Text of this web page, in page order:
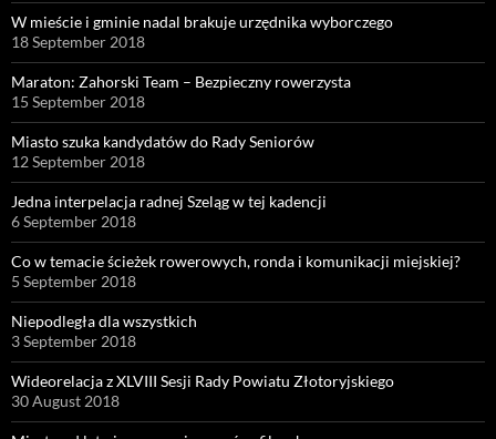
W mieście i gminie nadal brakuje urzędnika wyborczego
18 September 2018
Maraton: Zahorski Team – Bezpieczny rowerzysta
15 September 2018
Miasto szuka kandydatów do Rady Seniorów
12 September 2018
Jedna interpelacja radnej Szeląg w tej kadencji
6 September 2018
Co w temacie ścieżek rowerowych, ronda i komunikacji miejskiej?
5 September 2018
Niepodległa dla wszystkich
3 September 2018
Wideorelacja z XLVIII Sesji Rady Powiatu Złotoryjskiego
30 August 2018